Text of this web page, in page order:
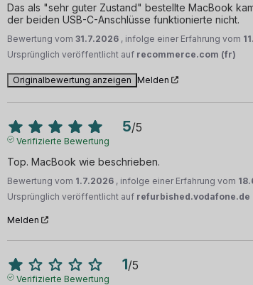
Das als "sehr guter Zustand" bestellte MacBook
der beiden USB-C-Anschlüsse funktionierte nicht.
Bewertung vom31.7.2026 , infolge einer Erfahrung vom
Ursprünglich veröffentlicht auf recommerce.com (fr)
Originalbewertung anzeigen Melden
5/5
Verifizierte Bewertung
Top. MacBook wie beschrieben.
Bewertung vom 1.7.2026 , infolge einer Erfahrung vom
Ursprünglich veröffentlicht auf refurbished.vodafone.de
Melden
1/5
Verifizierte Bewertung